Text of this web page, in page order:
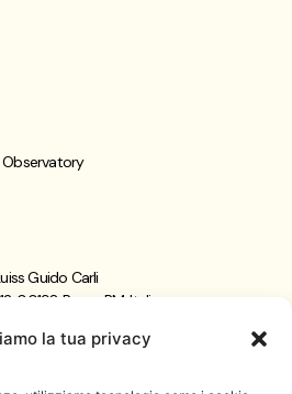
la tua privacy
Observatory
Guido Carli
00198 Roma RM, Italia
06 8522 5358